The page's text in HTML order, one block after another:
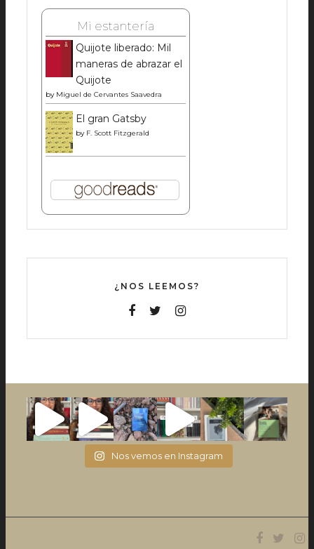
Mi estantería
Quijote liberado: Mil
maneras de abrazar el
Quijote
by Miguel de Cervantes Saavedra
El gran Gatsby
by F. Scott Fitzgerald
¿NOS LEEMOS?
Nos vemos en Instagram